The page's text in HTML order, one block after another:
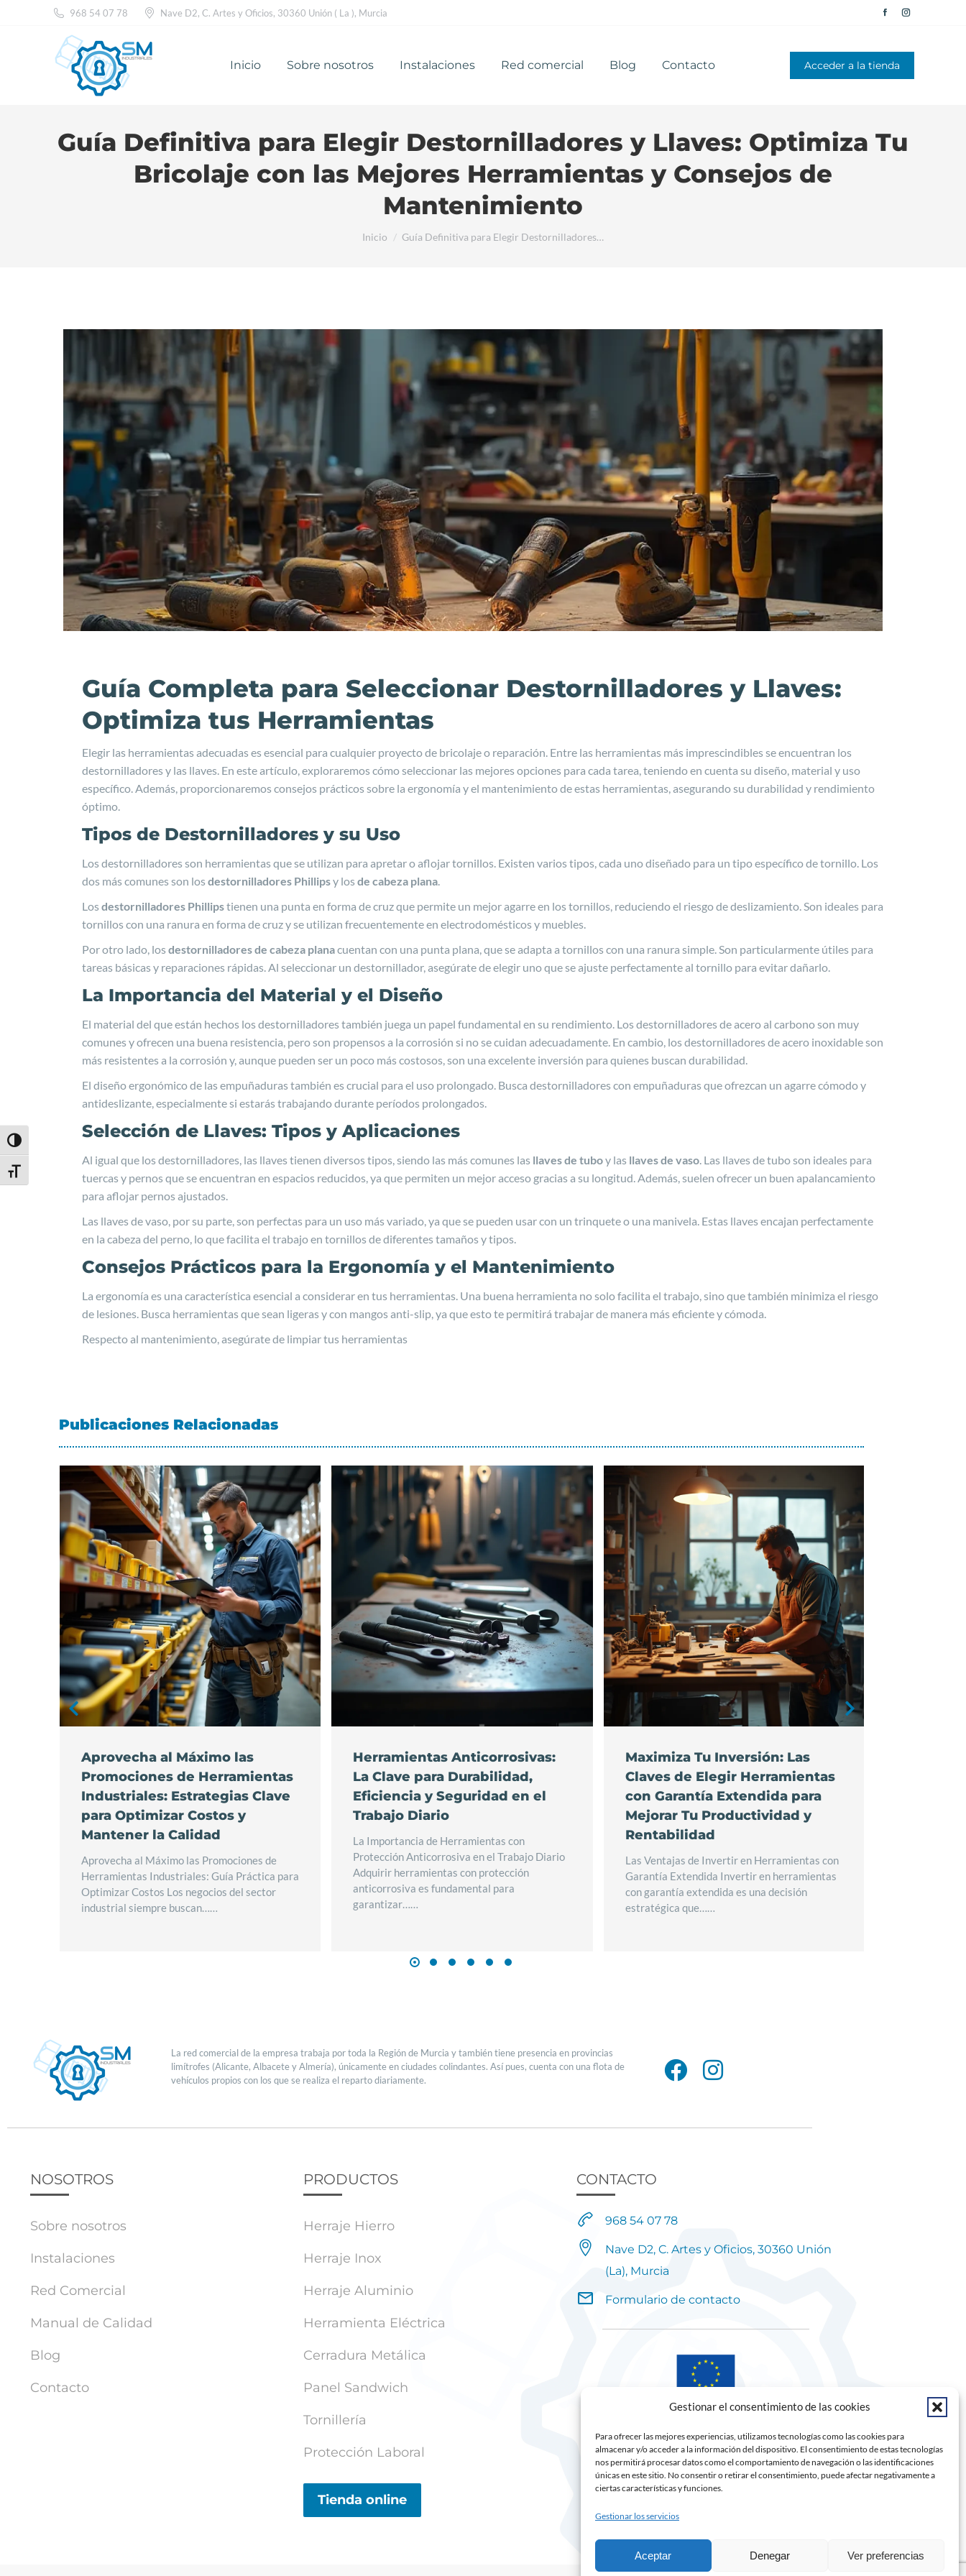
Gestionar el consentimiento de las cookies
Para ofrecer las mejores experiencias, utilizamos tecnologías como las cookies para
almacenar y/o acceder a la información del dispositivo. El consentimiento de estas tecnologías
nos permitirá procesar datos como el comportamiento de navegación o las identificaciones
únicas en este sitio. No consentir o retirar el consentimiento, puede afectar negativamente a
ciertas características y funciones.
Gestionar los servicios
Aceptar Denegar Ver preferencias
Alternar alto contraste
Alternar tamaño de letra
968 54 07 78 Nave D2, C. Artes y Oficios, 30360 Unión ( La ), Murcia
Inicio Sobre nosotros Instalaciones Red comercial Blog Contacto Acceder a la tienda
Guía Definitiva para Elegir Destornilladores y Llaves: Optimiza Tu
Bricolaje con las Mejores Herramientas y Consejos de
Mantenimiento
Estás aquí:
Inicio Guía Definitiva para Elegir Destornilladores…
Guía Completa para Seleccionar Destornilladores y Llaves:
Optimiza tus Herramientas
Elegir las herramientas adecuadas es esencial para cualquier proyecto de bricolaje o reparación. Entre las herramientas más imprescindibles se encuentran los
destornilladores y las llaves. En este artículo, exploraremos cómo seleccionar las mejores opciones para cada tarea, teniendo en cuenta su diseño, material y uso
específico. Además, proporcionaremos consejos prácticos sobre la ergonomía y el mantenimiento de estas herramientas, asegurando su durabilidad y rendimiento
óptimo.
Tipos de Destornilladores y su Uso
Los destornilladores son herramientas que se utilizan para apretar o aflojar tornillos. Existen varios tipos, cada uno diseñado para un tipo específico de tornillo. Los
dos más comunes son losdestornilladores Phillipsy losde cabeza plana.
Losdestornilladores Phillipstienen una punta en forma de cruz que permite un mejor agarre en los tornillos, reduciendo el riesgo de deslizamiento. Son ideales para
tornillos con una ranura en forma de cruz y se utilizan frecuentemente en electrodomésticos y muebles.
Por otro lado, losdestornilladores de cabeza planacuentan con una punta plana, que se adapta a tornillos con una ranura simple. Son particularmente útiles para
tareas básicas y reparaciones rápidas. Al seleccionar un destornillador, asegúrate de elegir uno que se ajuste perfectamente al tornillo para evitar dañarlo.
La Importancia del Material y el Diseño
El material del que están hechos los destornilladores también juega un papel fundamental en su rendimiento. Los destornilladores de acero al carbono son muy
comunes y ofrecen una buena resistencia, pero son propensos a la corrosión si no se cuidan adecuadamente. En cambio, los destornilladores de acero inoxidable son
más resistentes a la corrosión y, aunque pueden ser un poco más costosos, son una excelente inversión para quienes buscan durabilidad.
El diseño ergonómico de las empuñaduras también es crucial para el uso prolongado. Busca destornilladores con empuñaduras que ofrezcan un agarre cómodo y
antideslizante, especialmente si estarás trabajando durante períodos prolongados.
Selección de Llaves: Tipos y Aplicaciones
Al igual que los destornilladores, las llaves tienen diversos tipos, siendo las más comunes las llaves de tuboy las llaves de vaso. Las llaves de tubo son ideales para
tuercas y pernos que se encuentran en espacios reducidos, ya que permiten un mejor acceso gracias a su longitud. Además, suelen ofrecer un buen apalancamiento
para aflojar pernos ajustados.
Las llaves de vaso, por su parte, son perfectas para un uso más variado, ya que se pueden usar con un trinquete o una manivela. Estas llaves encajan perfectamente
en la cabeza del perno, lo que facilita el trabajo en tornillos de diferentes tamaños y tipos.
Consejos Prácticos para la Ergonomía y el Mantenimiento
La ergonomía es una característica esencial a considerar en tus herramientas. Una buena herramienta no solo facilita el trabajo, sino que también minimiza el riesgo
de lesiones. Busca herramientas que sean ligeras y con mangos anti-slip, ya que esto te permitirá trabajar de manera más eficiente y cómoda.
Respecto al mantenimiento, asegúrate de limpiar tus herramientas
Publicaciones Relacionadas
Aprovecha al Máximo las
Promociones de Herramientas
Industriales: Estrategias Clave
para Optimizar Costos y
Mantener la Calidad
Aprovecha al Máximo las Promociones de
Herramientas Industriales: Guía Práctica para
Optimizar Costos Los negocios del sector
industrial siempre buscan……
Herramientas Anticorrosivas:
La Clave para Durabilidad,
Eficiencia y Seguridad en el
Trabajo Diario
La Importancia de Herramientas con
Protección Anticorrosiva en el Trabajo Diario
Adquirir herramientas con protección
anticorrosiva es fundamental para
garantizar……
Maximiza Tu Inversión: Las
Claves de Elegir Herramientas
con Garantía Extendida para
Mejorar Tu Productividad y
Rentabilidad
Las Ventajas de Invertir en Herramientas con
Garantía Extendida Invertir en herramientas
con garantía extendida es una decisión
estratégica que……
La red comercial de la empresa trabaja por toda la Región de Murcia y también tiene presencia en provincias
limítrofes (Alicante, Albacete y Almería), únicamente en ciudades colindantes. Así pues, cuenta con una flota de
vehículos propios con los que se realiza el reparto diariamente.
NOSOTROS
Sobre nosotros
Instalaciones
Red Comercial
Manual de Calidad
Blog
Contacto
PRODUCTOS
Herraje Hierro
Herraje Inox
Herraje Aluminio
Herramienta Eléctrica
Cerradura Metálica
Panel Sandwich
Tornillería
Protección Laboral
Tienda online
CONTACTO
968 54 07 78
Nave D2, C. Artes y Oficios, 30360 Unión
(La), Murcia
Formulario de contacto